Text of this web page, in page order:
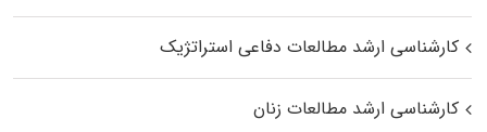
کارشناسی ارشد مطالعات دفاعی استراتژیک
کارشناسی ارشد مطالعات زنان